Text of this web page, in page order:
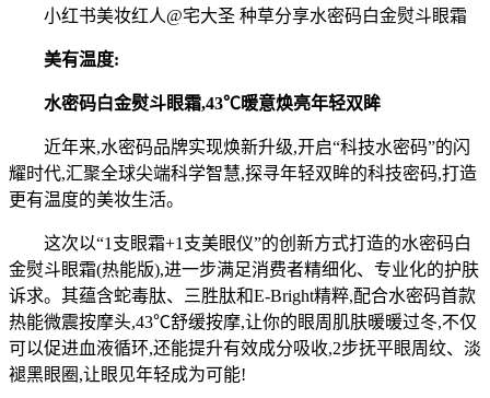
小红书美妆红人@宅大圣 种草分享水密码白金熨斗眼霜
美有温度:
水密码白金熨斗眼霜,43℃暖意焕亮年轻双眸
近年来,水密码品牌实现焕新升级,开启“科技水密码”的闪
耀时代,汇聚全球尖端科学智慧,探寻年轻双眸的科技密码,打造
更有温度的美妆生活。
这次以“1支眼霜+1支美眼仪”的创新方式打造的水密码白
金熨斗眼霜(热能版),进一步满足消费者精细化、专业化的护肤
诉求。其蕴含蛇毒肽、三胜肽和E-Bright精粹,配合水密码首款
热能微震按摩头,43℃舒缓按摩,让你的眼周肌肤暖暖过冬,不仅
可以促进血液循环,还能提升有效成分吸收,2步抚平眼周纹、淡
褪黑眼圈,让眼见年轻成为可能!